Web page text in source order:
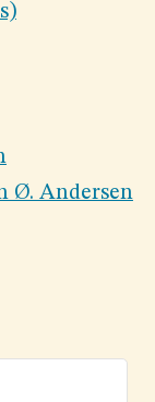
Ø. Andersen